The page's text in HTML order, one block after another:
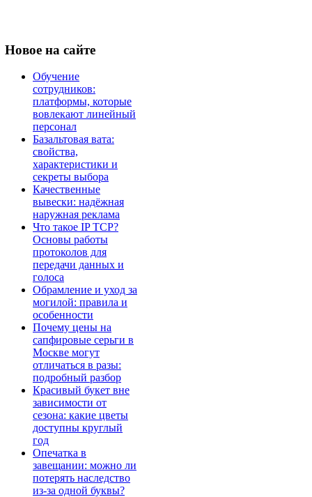
Новое на сайте
Обучение
сотрудников:
платформы, которые
вовлекают линейный
персонал
Базальтовая вата:
свойства,
характеристики и
секреты выбора
Качественные
вывески: надёжная
наружная реклама
Что такое IP TCP?
Основы работы
протоколов для
передачи данных и
голоса
Обрамление и уход за
могилой: правила и
особенности
Почему цены на
сапфировые серьги в
Москве могут
отличаться в разы:
подробный разбор
Красивый букет вне
зависимости от
сезона: какие цветы
доступны круглый
год
Опечатка в
завещании: можно ли
потерять наследство
из-за одной буквы?